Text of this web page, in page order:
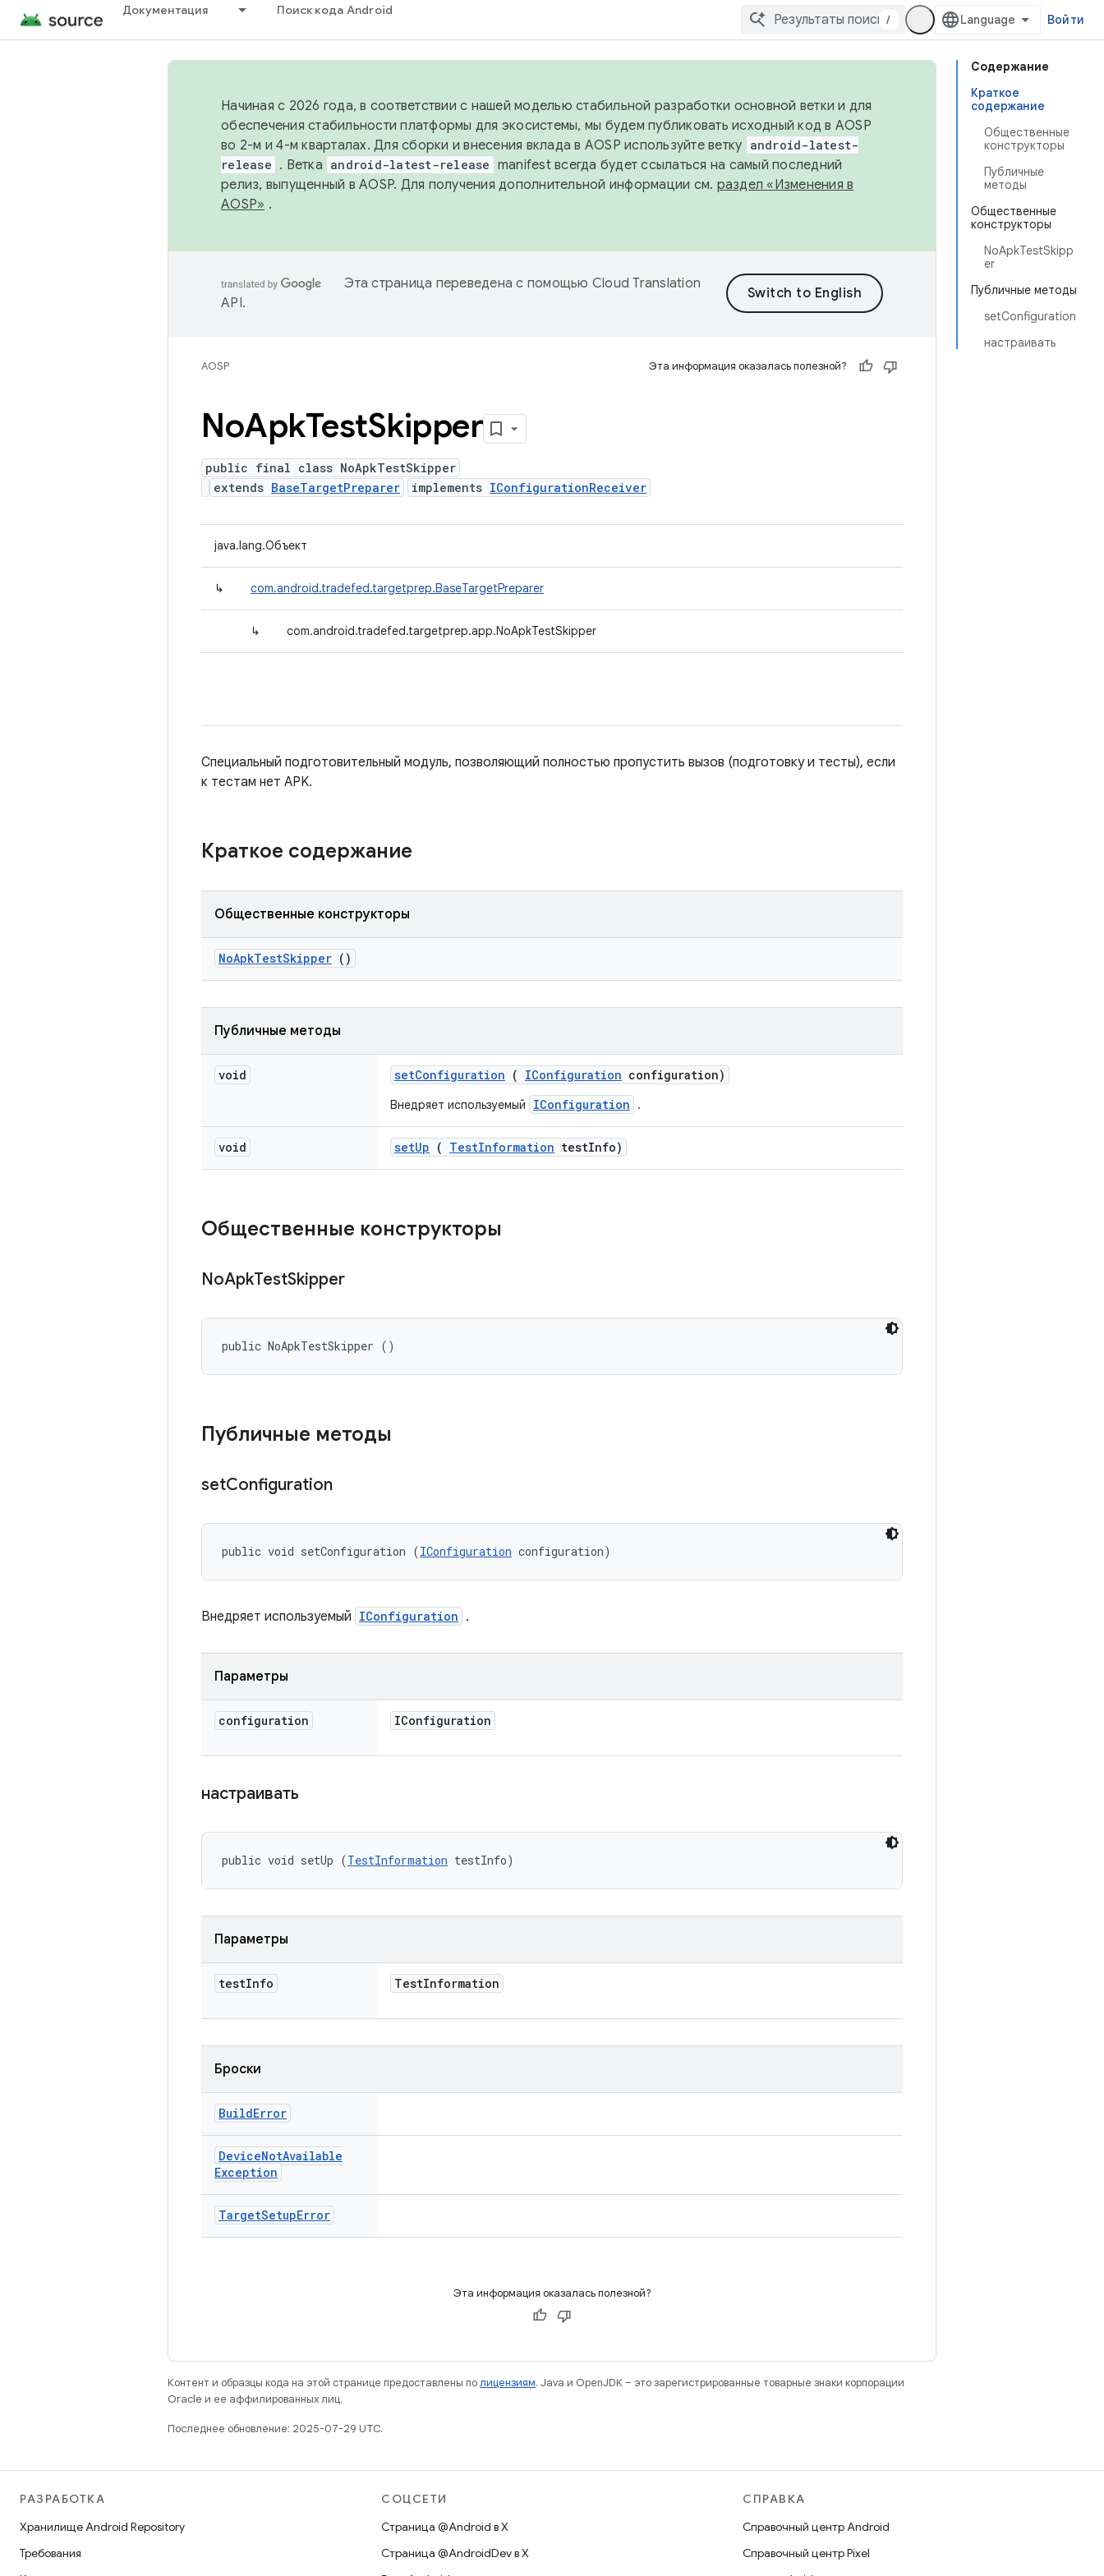
Документация Поиск кода Android
/ Войти
Содержание
Краткое
содержание
Общественные
конструкторы
Публичные
методы
Общественные
конструкторы
NoApkTestSkipp
er
Публичные методы
setConfiguration
настраивать
Начиная с 2026 года, в соответствии с нашей моделью стабильной разработки основной ветки и для
обеспечения стабильности платформы для экосистемы, мы будем публиковать исходный код в AOSP
во 2-м и 4-м кварталах. Для сборки и внесения вклада в AOSP используйте ветку android-latest-
release . Ветка android-latest-release manifest всегда будет ссылаться на самый последний
релиз, выпущенный в AOSP. Для получения дополнительной информации см. раздел «Изменения в
AOSP» .
Эта страница переведена с помощью Cloud Translation
API.
AOSP Эта информация оказалась полезной?
NoApkTestSkipper
public final class NoApkTestSkipper
extends BaseTargetPreparer implements IConfigurationReceiver
java.lang.Объект
↳ com.android.tradefed.targetprep.BaseTargetPreparer
↳ com.android.tradefed.targetprep.app.NoApkTestSkipper
Специальный подготовительный модуль, позволяющий полностью пропустить вызов (подготовку и тесты), если
к тестам нет APK.
Краткое содержание
Общественные конструкторы
NoApkTestSkipper ()
Публичные методы
void setConfiguration ( IConfiguration configuration)
Внедряет используемый IConfiguration .
void setUp ( TestInformation testInfo)
Общественные конструкторы
NoApkTestSkipper
public NoApkTestSkipper ()
Публичные методы
setConfiguration
public void setConfiguration (IConfiguration configuration)
Внедряет используемый IConfiguration .
Параметры
configuration IConfiguration
настраивать
public void setUp (TestInformation testInfo)
Параметры
testInfo TestInformation
Броски
BuildError
DeviceNotAvailable
Exception
TargetSetupError
Эта информация оказалась полезной?
Контент и образцы кода на этой странице предоставлены полицензиям. Java и OpenJDK – это зарегистрированные товарные знаки корпорации
Oracle и ее аффилированных лиц.
Последнее обновление: 2025-07-29 UTC.
РАЗРАБОТКА
Хранилище Android Repository
Требования
СОЦСЕТИ
Страница @Android в X
Страница @AndroidDev в X
СПРАВКА
Справочный центр Android
Справочный центр Pixel